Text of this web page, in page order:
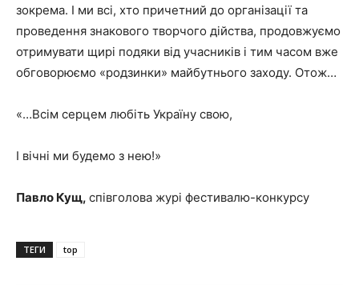
зокрема. І ми всі, хто причетний до організації та
проведення знакового творчого дійства, продовжуємо
отримувати щирі подяки від учасників і тим часом вже
обговорюємо «родзинки» майбутнього заходу. Отож…
«…Всім серцем любіть Україну свою,
І вічні ми будемо з нею!»
Павло Кущ, співголова журі фестивалю-конкурсу
ТЕГИ top